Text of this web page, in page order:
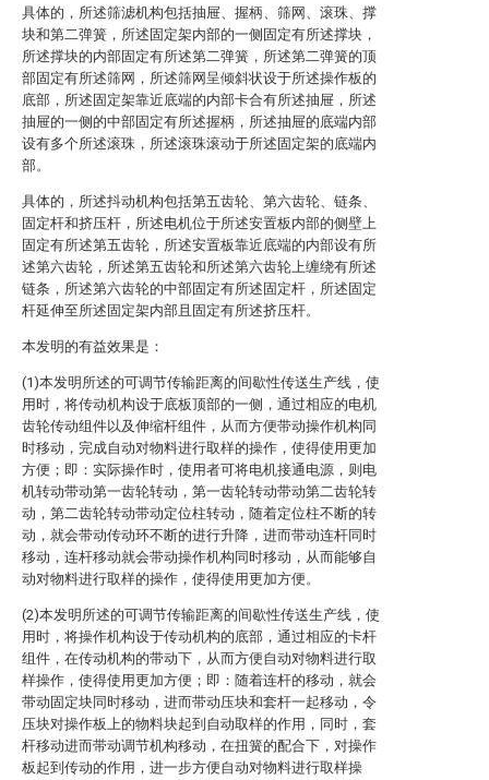
具体的，所述筛滤机构包括抽屉、握柄、筛网、滚珠、撑
块和第二弹簧，所述固定架内部的一侧固定有所述撑块，
所述撑块的内部固定有所述第二弹簧，所述第二弹簧的顶
部固定有所述筛网，所述筛网呈倾斜状设于所述操作板的
底部，所述固定架靠近底端的内部卡合有所述抽屉，所述
抽屉的一侧的中部固定有所述握柄，所述抽屉的底端内部
设有多个所述滚珠，所述滚珠滚动于所述固定架的底端内
部。
具体的，所述抖动机构包括第五齿轮、第六齿轮、链条、
固定杆和挤压杆，所述电机位于所述安置板内部的侧壁上
固定有所述第五齿轮，所述安置板靠近底端的内部设有所
述第六齿轮，所述第五齿轮和所述第六齿轮上缠绕有所述
链条，所述第六齿轮的中部固定有所述固定杆，所述固定
杆延伸至所述固定架内部且固定有所述挤压杆。
本发明的有益效果是：
(1)本发明所述的可调节传输距离的间歇性传送生产线，使
用时，将传动机构设于底板顶部的一侧，通过相应的电机
齿轮传动组件以及伸缩杆组件，从而方便带动操作机构同
时移动，完成自动对物料进行取样的操作，使得使用更加
方便；即：实际操作时，使用者可将电机接通电源，则电
机转动带动第一齿轮转动，第一齿轮转动带动第二齿轮转
动，第二齿轮转动带动定位柱转动，随着定位柱不断的转
动，就会带动传动环不断的进行升降，进而带动连杆同时
移动，连杆移动就会带动操作机构同时移动，从而能够自
动对物料进行取样的操作，使得使用更加方便。
(2)本发明所述的可调节传输距离的间歇性传送生产线，使
用时，将操作机构设于传动机构的底部，通过相应的卡杆
组件，在传动机构的带动下，从而方便自动对物料进行取
样操作，使得使用更加方便；即：随着连杆的移动，就会
带动固定块同时移动，进而带动压块和套杆一起移动，令
压块对操作板上的物料块起到自动取样的作用，同时，套
杆移动进而带动调节机构移动，在扭簧的配合下，对操作
板起到传动的作用，进一步方便自动对物料进行取样操